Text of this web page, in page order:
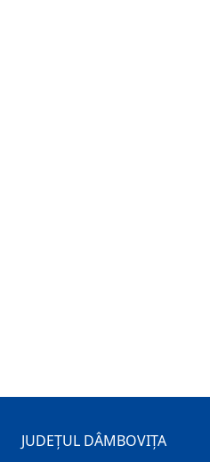
JUDEȚUL DÂMBOVIȚA